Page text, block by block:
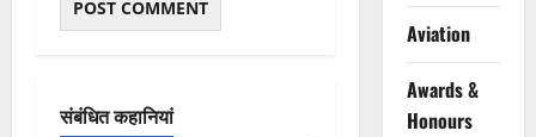
संबंधित कहानियां
Aviation
Awards &
Honours